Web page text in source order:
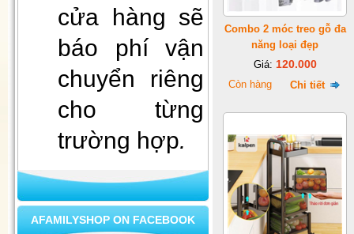
Xà bông mùi già - tài lộc vào
nhà
cửa hàng sẽ
báo phí vận
chuyển riêng
cho từng
trường hợp.
AFAMILYSHOP ON FACEBOOK
Combo 2 móc treo gỗ đa
năng loại đẹp
Giá: 120.000
Còn hàng Chi tiết